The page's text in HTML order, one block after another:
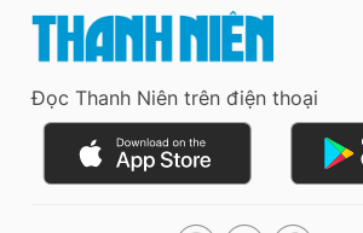
Đọc Thanh Niên trên điện thoại